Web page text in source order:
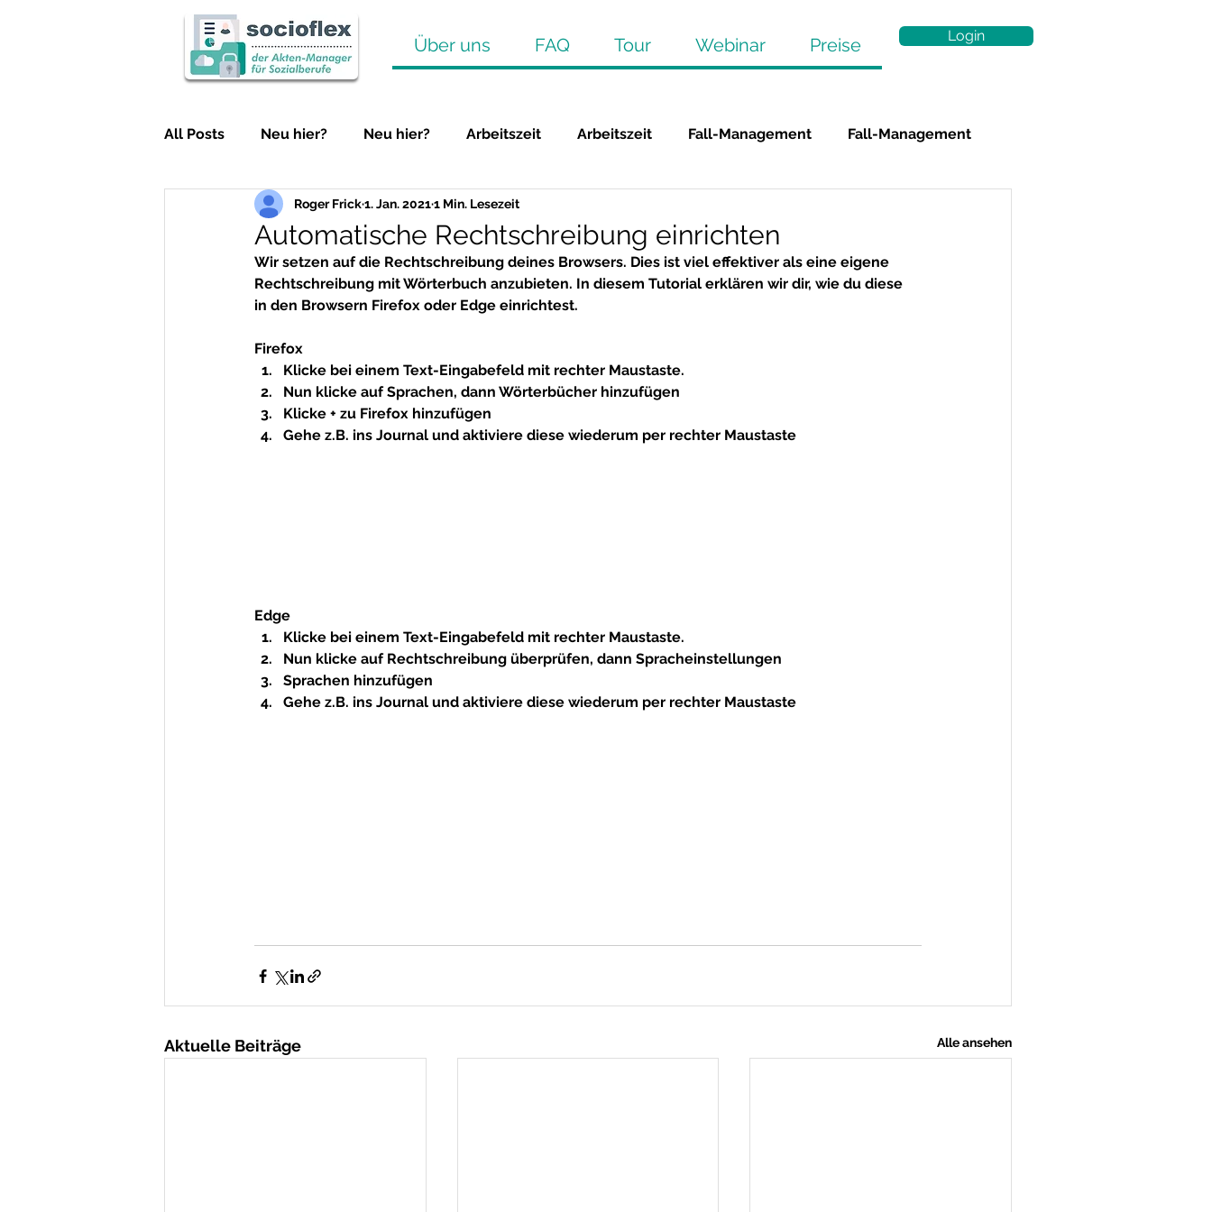
Über uns FAQ Tour Webinar Preise Login
All Posts Neu hier? Neu hier? Arbeitszeit Arbeitszeit Fall-Management Fall-Management
Konto-Übergabe Konto-Übergabe Journal/Anhang
Datenschutz Datenschutz Einstellungen individuell Einstellungen individuell Administrator
Administrator
Automatische Rechtschreibung einrichten
Roger Frick1. Jan. 20211 Min. Lesezeit
Wir setzen auf die Rechtschreibung deines Browsers. Dies ist viel effektiver als eine eigene
Rechtschreibung mit Wörterbuch anzubieten. In diesem Tutorial erklären wir dir, wie du diese
in den Browsern Firefox oder Edge einrichtest.
Firefox
Klicke bei einem Text-Eingabefeld mit rechter Maustaste.
Nun klicke auf Sprachen, dann Wörterbücher hinzufügen
Klicke + zu Firefox hinzufügen
Gehe z.B. ins Journal und aktiviere diese wiederum per rechter Maustaste
Edge
Klicke bei einem Text-Eingabefeld mit rechter Maustaste.
Nun klicke auf Rechtschreibung überprüfen, dann Spracheinstellungen
Sprachen hinzufügen
Gehe z.B. ins Journal und aktiviere diese wiederum per rechter Maustaste
Aktuelle Beiträge Alle ansehen